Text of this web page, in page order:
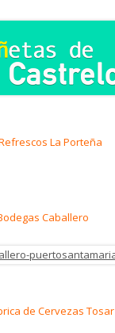
La Porteña
Caballero
de Cervezas Tosar